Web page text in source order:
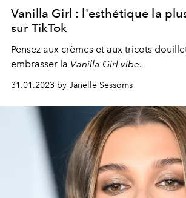
Vanilla Girl : l'esthétique la
sur TikTok
Pensez aux crèmes et aux tricots
embrasser la Vanilla Girl vibe.
31.01.2023 by Janelle Sessoms